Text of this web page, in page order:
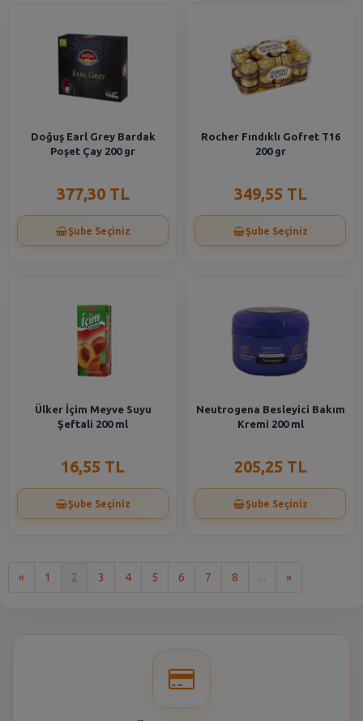
Doğuş Earl Grey Bardak
Poşet Çay 200 gr
377,30 TL
Şube Seçiniz
Rocher Fındıklı Gofret T16
200 gr
349,55 TL
Şube Seçiniz
Ülker İçim Meyve Suyu
Şeftali 200 ml
16,55 TL
Şube Seçiniz
Neutrogena Besleyici Bakım
Kremi 200 ml
205,25 TL
Şube Seçiniz
« 1 2 3 4 5 6 7 8 ... »Son